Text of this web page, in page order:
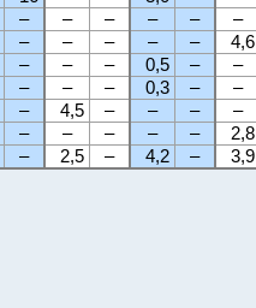
– – – – – –
– – – – – 4,6
– – – 0,5 – –
– – – 0,3 – –
– 4,5 – – – –
– – – – – 2,8
– 2,5 – 4,2 – 3,9